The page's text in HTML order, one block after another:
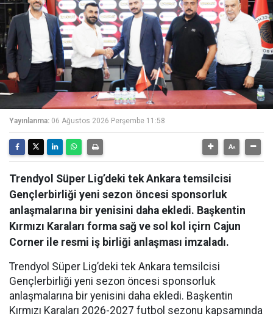
Yayınlanma: 06 Ağustos 2026 Perşembe 11:58
Trendyol Süper Lig’deki tek Ankara temsilcisi
Gençlerbirliği yeni sezon öncesi sponsorluk
anlaşmalarına bir yenisini daha ekledi. Başkentin
Kırmızı Karaları forma sağ ve sol kol içirn Cajun
Corner ile resmi iş birliği anlaşması imzaladı.
Trendyol Süper Lig’deki tek Ankara temsilcisi
Gençlerbirliği yeni sezon öncesi sponsorluk
anlaşmalarına bir yenisini daha ekledi. Başkentin
Kırmızı Karaları 2026-2027 futbol sezonu kapsamında